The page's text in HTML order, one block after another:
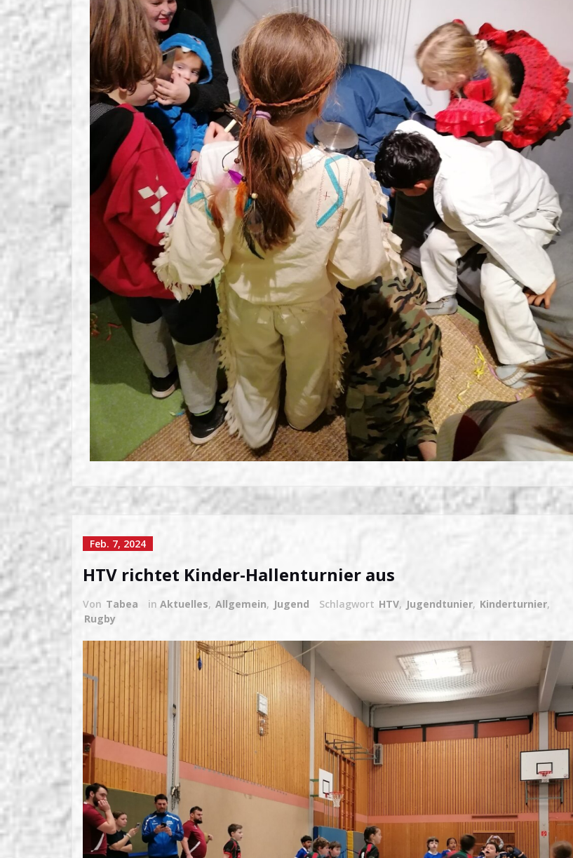
Feb. 7, 2024
HTV richtet Kinder-Hallenturnier aus
Von Tabea in Aktuelles, Allgemein, Jugend Schlagwort HTV, Jugendtunier, Kinderturnier,
Rugby